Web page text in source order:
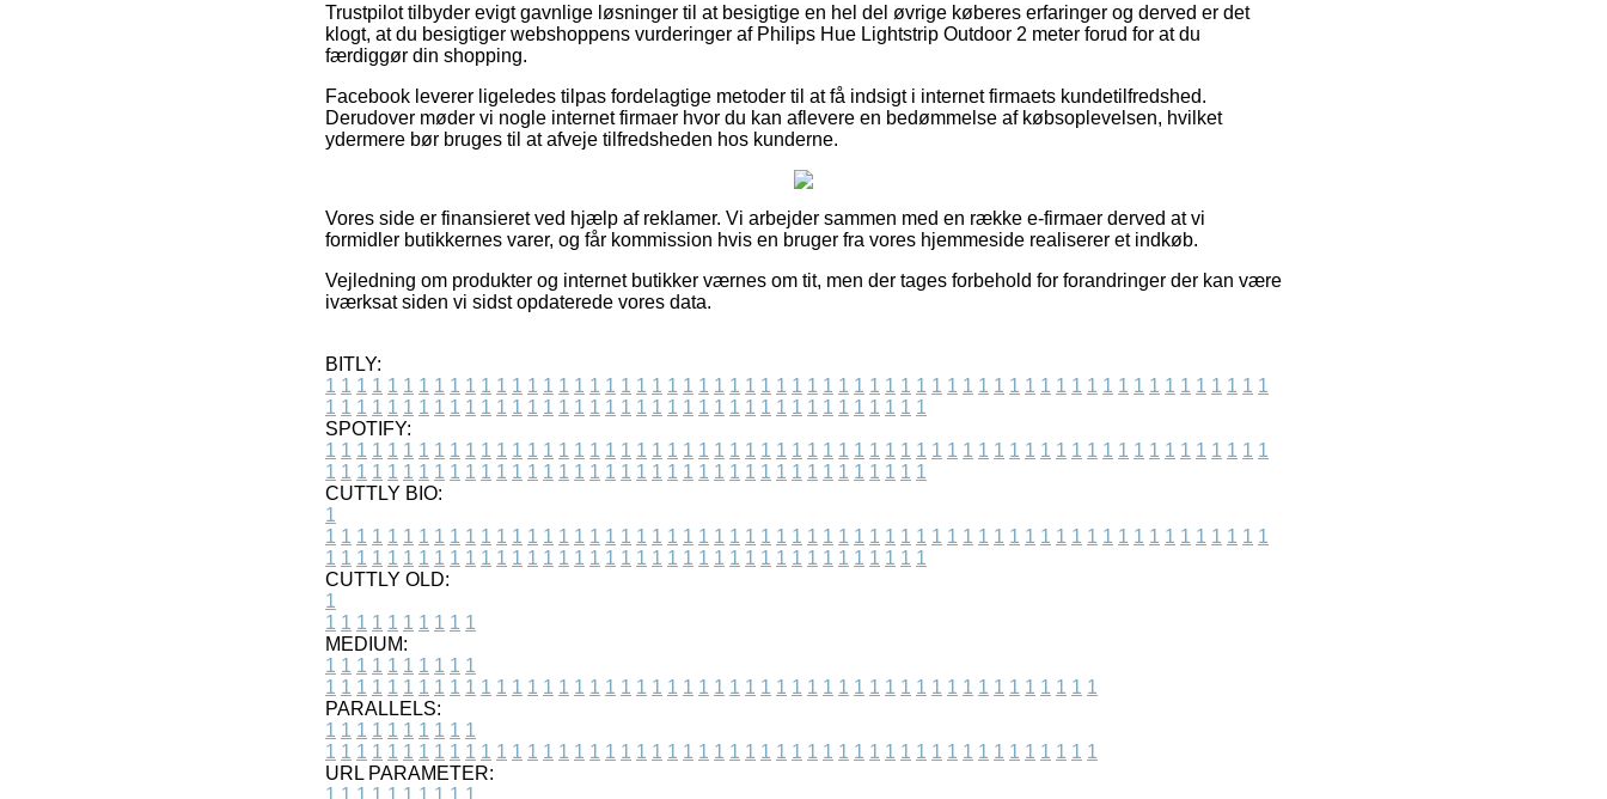
Trustpilot tilbyder evigt gavnlige løsninger til at besigtige en hel del øvrige køberes erfaringer og derved er det
klogt, at du besigtiger webshoppens vurderinger af Philips Hue Lightstrip Outdoor 2 meter forud for at du
færdiggør din shopping.
Facebook leverer ligeledes tilpas fordelagtige metoder til at få indsigt i internet firmaets kundetilfredshed.
Derudover møder vi nogle internet firmaer hvor du kan aflevere en bedømmelse af købsoplevelsen, hvilket
ydermere bør bruges til at afveje tilfredsheden hos kunderne.
Vores side er finansieret ved hjælp af reklamer. Vi arbejder sammen med en række e-firmaer derved at vi
formidler butikkernes varer, og får kommission hvis en bruger fra vores hjemmeside realiserer et indkøb.
Vejledning om produkter og internet butikker værnes om tit, men der tages forbehold for forandringer der kan være
iværksat siden vi sidst opdaterede vores data.
BITLY:
1 1 1 1 1 1 1 1 1 1 1 1 1 1 1 1 1 1 1 1 1 1 1 1 1 1 1 1 1 1 1 1 1 1 1 1 1 1 1 1 1 1 1 1 1 1 1 1 1 1 1 1 1 1 1 1 1 1 1 1 1
1 1 1 1 1 1 1 1 1 1 1 1 1 1 1 1 1 1 1 1 1 1 1 1 1 1 1 1 1 1 1 1 1 1 1 1 1 1 1
SPOTIFY:
1 1 1 1 1 1 1 1 1 1 1 1 1 1 1 1 1 1 1 1 1 1 1 1 1 1 1 1 1 1 1 1 1 1 1 1 1 1 1 1 1 1 1 1 1 1 1 1 1 1 1 1 1 1 1 1 1 1 1 1 1
1 1 1 1 1 1 1 1 1 1 1 1 1 1 1 1 1 1 1 1 1 1 1 1 1 1 1 1 1 1 1 1 1 1 1 1 1 1 1
CUTTLY BIO:
1
1 1 1 1 1 1 1 1 1 1 1 1 1 1 1 1 1 1 1 1 1 1 1 1 1 1 1 1 1 1 1 1 1 1 1 1 1 1 1 1 1 1 1 1 1 1 1 1 1 1 1 1 1 1 1 1 1 1 1 1 1
1 1 1 1 1 1 1 1 1 1 1 1 1 1 1 1 1 1 1 1 1 1 1 1 1 1 1 1 1 1 1 1 1 1 1 1 1 1 1
CUTTLY OLD:
1
1 1 1 1 1 1 1 1 1 1
MEDIUM:
1 1 1 1 1 1 1 1 1 1
1 1 1 1 1 1 1 1 1 1 1 1 1 1 1 1 1 1 1 1 1 1 1 1 1 1 1 1 1 1 1 1 1 1 1 1 1 1 1 1 1 1 1 1 1 1 1 1 1 1
PARALLELS:
1 1 1 1 1 1 1 1 1 1
1 1 1 1 1 1 1 1 1 1 1 1 1 1 1 1 1 1 1 1 1 1 1 1 1 1 1 1 1 1 1 1 1 1 1 1 1 1 1 1 1 1 1 1 1 1 1 1 1 1
URL PARAMETER:
1 1 1 1 1 1 1 1 1 1